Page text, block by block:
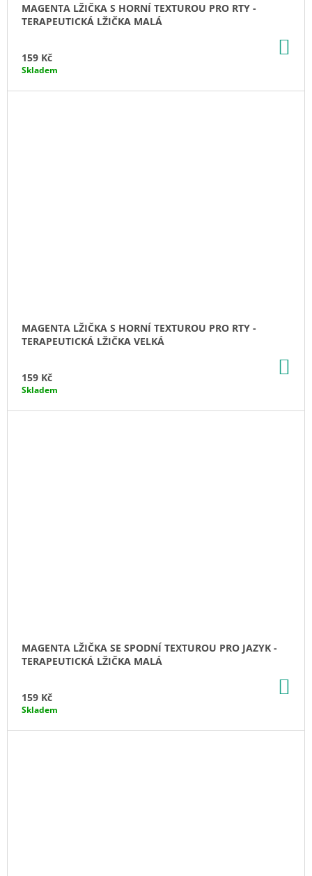
MAGENTA LŽIČKA S HORNÍ TEXTUROU PRO RTY -
TERAPEUTICKÁ LŽIČKA MALÁ
159 Kč
Skladem
MAGENTA LŽIČKA S HORNÍ TEXTUROU PRO RTY -
TERAPEUTICKÁ LŽIČKA VELKÁ
159 Kč
Skladem
MAGENTA LŽIČKA SE SPODNÍ TEXTUROU PRO JAZYK -
TERAPEUTICKÁ LŽIČKA MALÁ
159 Kč
Skladem